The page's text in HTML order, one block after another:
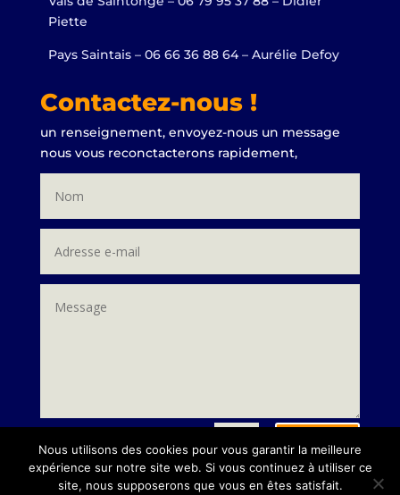
Piette
Pays Saintais – 06 66 36 88 64 – Aurélie Defoy
Contactez-nous !
un renseignement, envoyez-nous un message
nous vous reconctacterons rapidement,
2 + 3= Envoi
Nous utilisons des cookies pour vous garantir la meilleure
expérience sur notre site web. Si vous continuez à utiliser ce
site, nous supposerons que vous en êtes satisfait.